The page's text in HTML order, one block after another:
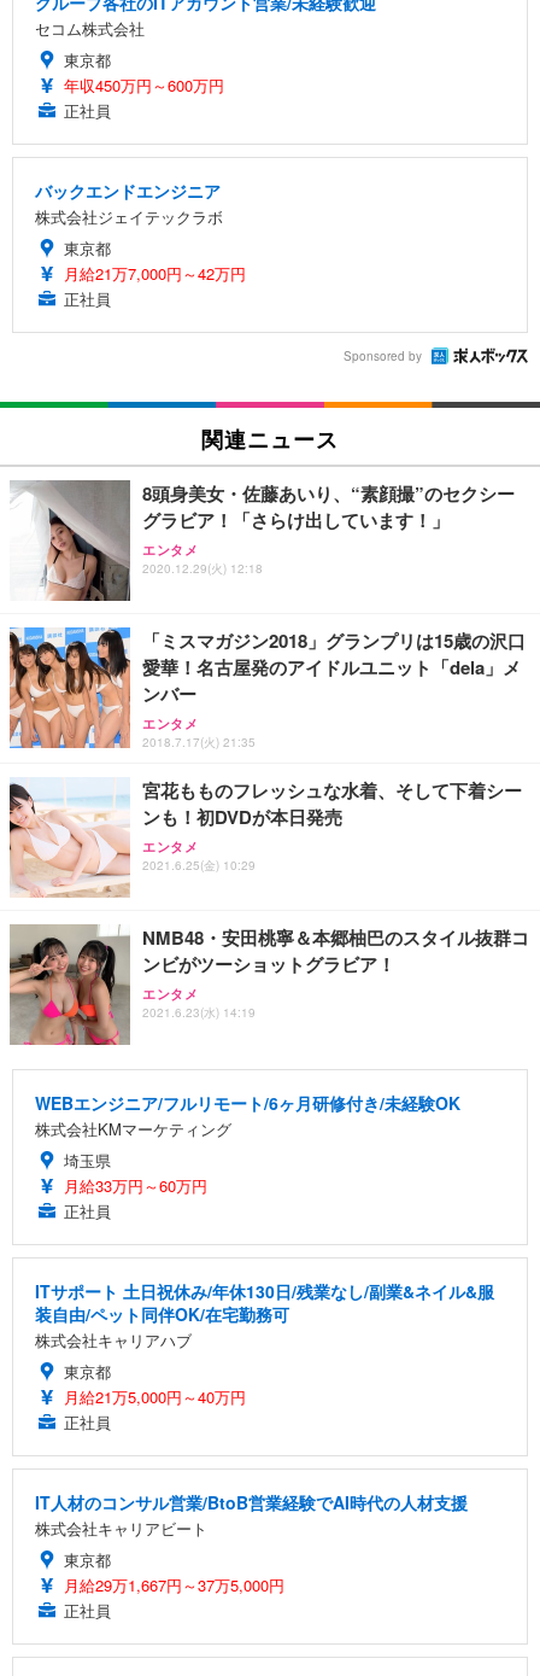
セコム株式会社
東京都
年収450万円～600万円
正社員
バックエンドエンジニア
株式会社ジェイテックラボ
東京都
月給21万7,000円～42万円
正社員
Sponsored by
関連ニュース
8頭身美女・佐藤あいり、“素顔撮”のセクシー
グラビア！「さらけ出しています！」
エンタメ
2020.12.29(火) 12:18
「ミスマガジン2018」グランプリは15歳の沢口
愛華！名古屋発のアイドルユニット「dela」メ
ンバー
エンタメ
2018.7.17(火) 21:35
宮花もものフレッシュな水着、そして下着シー
ンも！初DVDが本日発売
エンタメ
2021.6.25(金) 10:29
NMB48・安田桃寧＆本郷柚巴のスタイル抜群コ
ンビがツーショットグラビア！
エンタメ
2021.6.23(水) 14:19
WEBエンジニア/フルリモート/6ヶ月研修付き/未経験OK
株式会社KMマーケティング
埼玉県
月給33万円～60万円
正社員
ITサポート 土日祝休み/年休130日/残業なし/副業&ネイル&服
装自由/ペット同伴OK/在宅勤務可
株式会社キャリアハブ
東京都
月給21万5,000円～40万円
正社員
IT人材のコンサル営業/BtoB営業経験でAI時代の人材支援
株式会社キャリアビート
東京都
月給29万1,667円～37万5,000円
正社員